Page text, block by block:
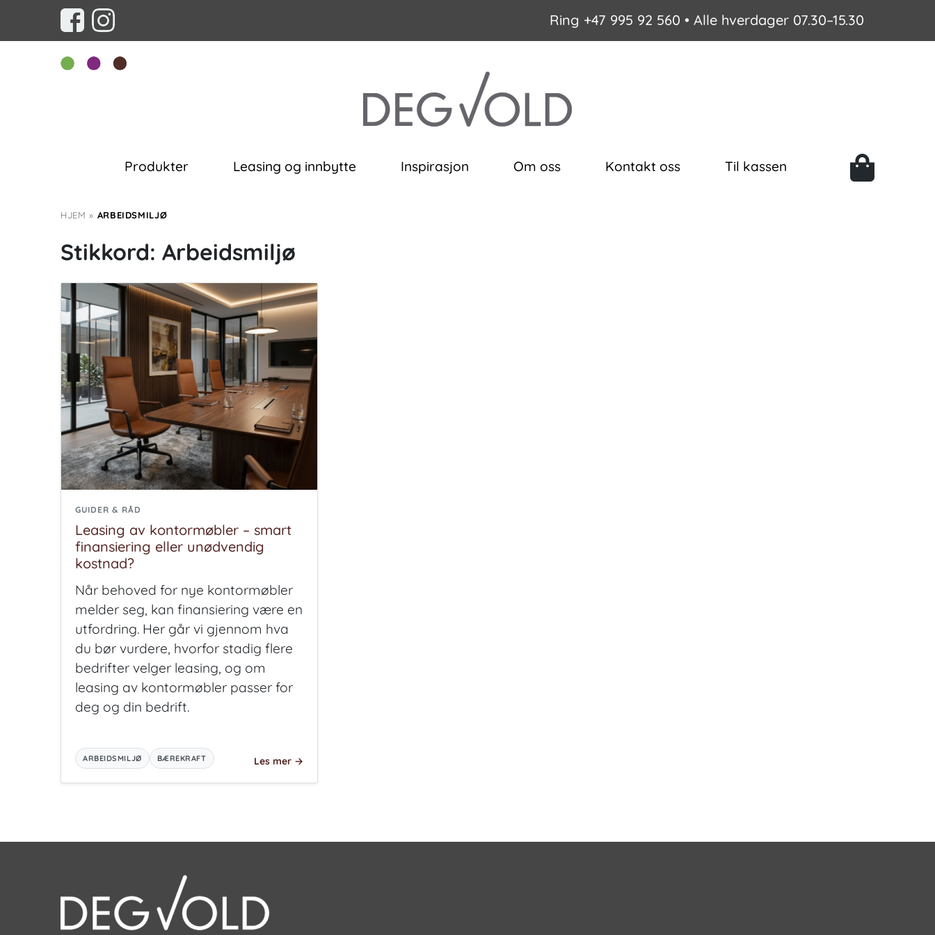
Ring +47 995 92 560 • Alle hverdager 07.30–15.30
Produkter Leasing og innbytte Inspirasjon Om oss Kontakt oss Til kassen
HJEM » ARBEIDSMILJØ
Stikkord: Arbeidsmiljø
GUIDER & RÅD
Leasing av kontormøbler – smart
finansiering eller unødvendig
kostnad?
Når behoved for nye kontormøbler
melder seg, kan finansiering være en
utfordring. Her går vi gjennom hva
du bør vurdere, hvorfor stadig flere
bedrifter velger leasing, og om
leasing av kontormøbler passer for
deg og din bedrift.
ARBEIDSMILJØ BÆREKRAFT Les mer →